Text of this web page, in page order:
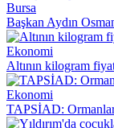
Bursa
Başkan Aydın
Ekonomi
Altının kilogram
Ekonomi
TAPSİAD: